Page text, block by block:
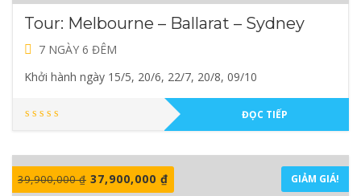
Tour: Melbourne – Ballarat – Sydney
7 NGÀY 6 ĐÊM
Khởi hành ngày 15/5, 20/6, 22/7, 20/8, 09/10
ĐỌC TIẾP
39,900,000₫ 37,900,000 ₫ GIẢM GIÁ!